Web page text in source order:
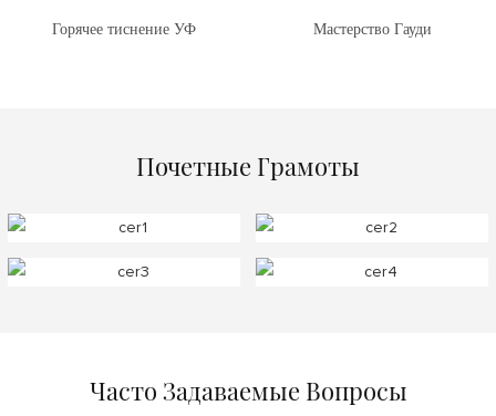
Горячее тиснение УФ Мастерство Гауди
Почетные Грамоты
Часто Задаваемые Вопросы